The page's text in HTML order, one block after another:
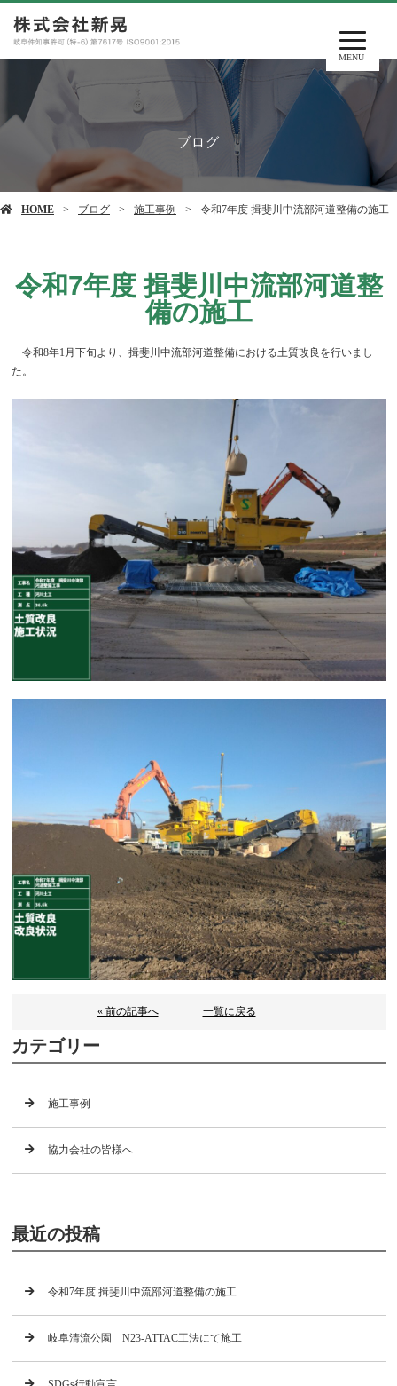
MENU
ブログ
HOME ブログ 施工事例 令和7年度 揖斐川中流部河道整備の施工
令和7年度 揖斐川中流部河道整
備の施工
令和8年1月下旬より、揖斐川中流部河道整備における土質改良を行いまし
た。
« 前の記事へ 一覧に戻る
カテゴリー
施工事例
協力会社の皆様へ
最近の投稿
令和7年度 揖斐川中流部河道整備の施工
岐阜清流公園 N23-ATTAC工法にて施工